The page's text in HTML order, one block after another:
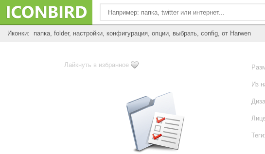
Иконки: папка, folder, настройки, конфигурация, опции, выбрать, config, от Harwen
Лайкнуть в избранное
Из
Теги: